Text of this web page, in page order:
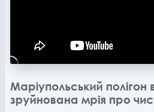
Маріупольський полігон
зруйнована мрія про